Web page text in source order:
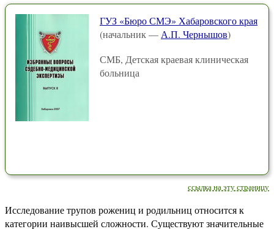
ГУЗ «Бюро СМЭ» Хабаровского края
(начальник — А.П. Чернышов)
СМБ, Детская краевая клиническая
больница
ссылка на эту страницу
Исследование трупов рожениц и родильниц относится к
категории наивысшей сложности. Существуют значительные